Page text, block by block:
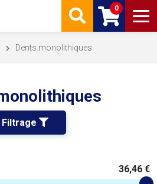
0
Dents monolithiques
Filtrage
36,46 €